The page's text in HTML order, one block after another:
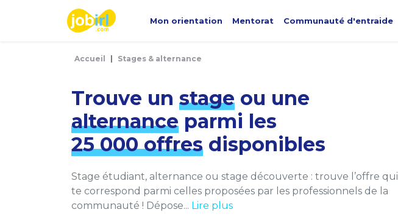
Mon orientation Mentorat Communauté d'entraide
Accueil Stages & alternance
Trouve un stage ou une
alternance parmi les
25 000 offres disponibles
Stage étudiant, alternance ou stage découverte : trouve l’offre qui
te correspond parmi celles proposées par les professionnels de la
communauté ! Dépose... Lire plus
Panneau de gestion des cookies